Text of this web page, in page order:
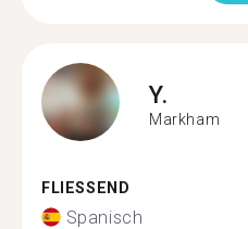
Y.
Markham
FLIESSEND
Spanisch